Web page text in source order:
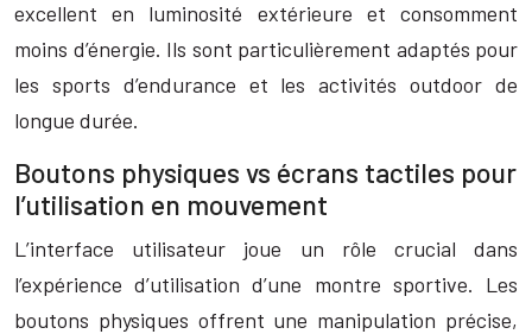
excellent en luminosité extérieure et consomment
moins d’énergie. Ils sont particulièrement adaptés pour
les sports d’endurance et les activités outdoor de
longue durée.
Boutons physiques vs écrans tactiles pour
l’utilisation en mouvement
L’interface utilisateur joue un rôle crucial dans
l’expérience d’utilisation d’une montre sportive. Les
boutons physiques offrent une manipulation précise,